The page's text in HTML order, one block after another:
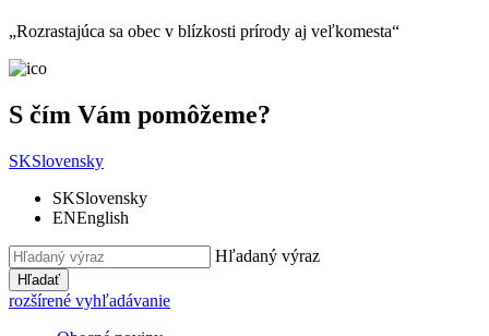
„Rozrastajúca sa obec v blízkosti prírody aj veľkomesta“
S čím Vám pomôžeme?
SKSlovensky
SKSlovensky
ENEnglish
Hľadaný výraz
Hľadať
rozšírené vyhľadávanie